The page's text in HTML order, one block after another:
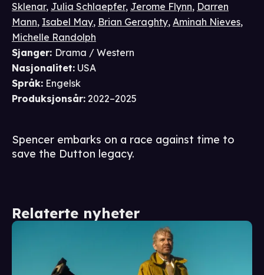
Sklenar, Julia Schlaepfer, Jerome Flynn, Darren
Mann, Isabel May, Brian Geraghty, Aminah Nieves,
Michelle Randolph
Sjanger: Drama / Western
Nasjonalitet: USA
Språk: Engelsk
Produksjonsår: 2022–2025
Spencer embarks on a race against time to
save the Dutton legacy.
Relaterte nyheter